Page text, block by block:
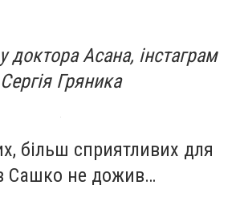
доктора Асана, інстаграм
Сергія Гряника
більш сприятливих для
Сашко не дожив…